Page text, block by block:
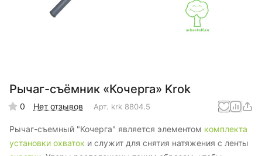
Рычаг-съёмник «Кочерга» Krok
0 Нет отзывов Арт. krk 8804.5
Рычаг-съемный "Кочерга" является элементом комплекта
установки охваток и служит для снятия натяжения с ленты